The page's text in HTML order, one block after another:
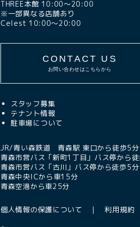
THREE本館 10:00〜20:00
※一部異なる店舗あり
Celest 10:00〜20:00
CONTACT US
お問い合わせはこちらから
スタッフ募集
テナント情報
駐車場について
JR/青い森鉄道 青森駅 東口から徒歩5分
青森市営バス「新町1丁目」バス停から
青森市営バス「古川」バス停から徒歩5分
青森中央ICから車15分
青森空港から車25分
個人情報の保護について 利用規約